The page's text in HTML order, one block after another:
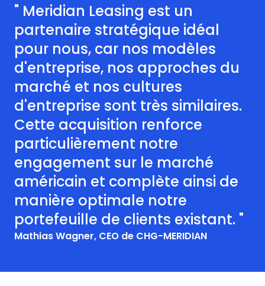
" Meridian Leasing est un
partenaire stratégique idéal
pour nous, car nos modèles
d'entreprise, nos approches du
marché et nos cultures
d'entreprise sont très similaires.
Cette acquisition renforce
particulièrement notre
engagement sur le marché
américain et complète ainsi de
manière optimale notre
portefeuille de clients existant. "
Mathias Wagner, CEO de CHG-MERIDIAN